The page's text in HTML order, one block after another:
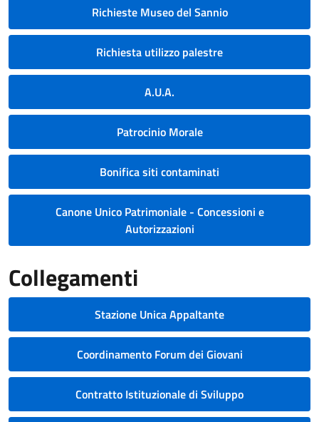
Richieste Museo del Sannio
Richiesta utilizzo palestre
A.U.A.
Patrocinio Morale
Bonifica siti contaminati
Canone Unico Patrimoniale - Concessioni e
Autorizzazioni
Collegamenti
Stazione Unica Appaltante
Coordinamento Forum dei Giovani
Contratto Istituzionale di Sviluppo